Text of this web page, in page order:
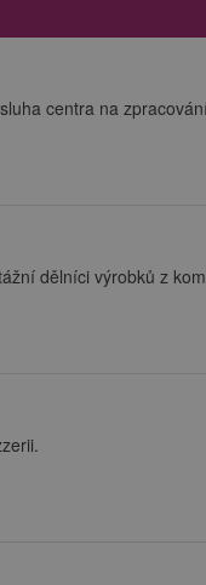
centra na
dělníci výrobků z